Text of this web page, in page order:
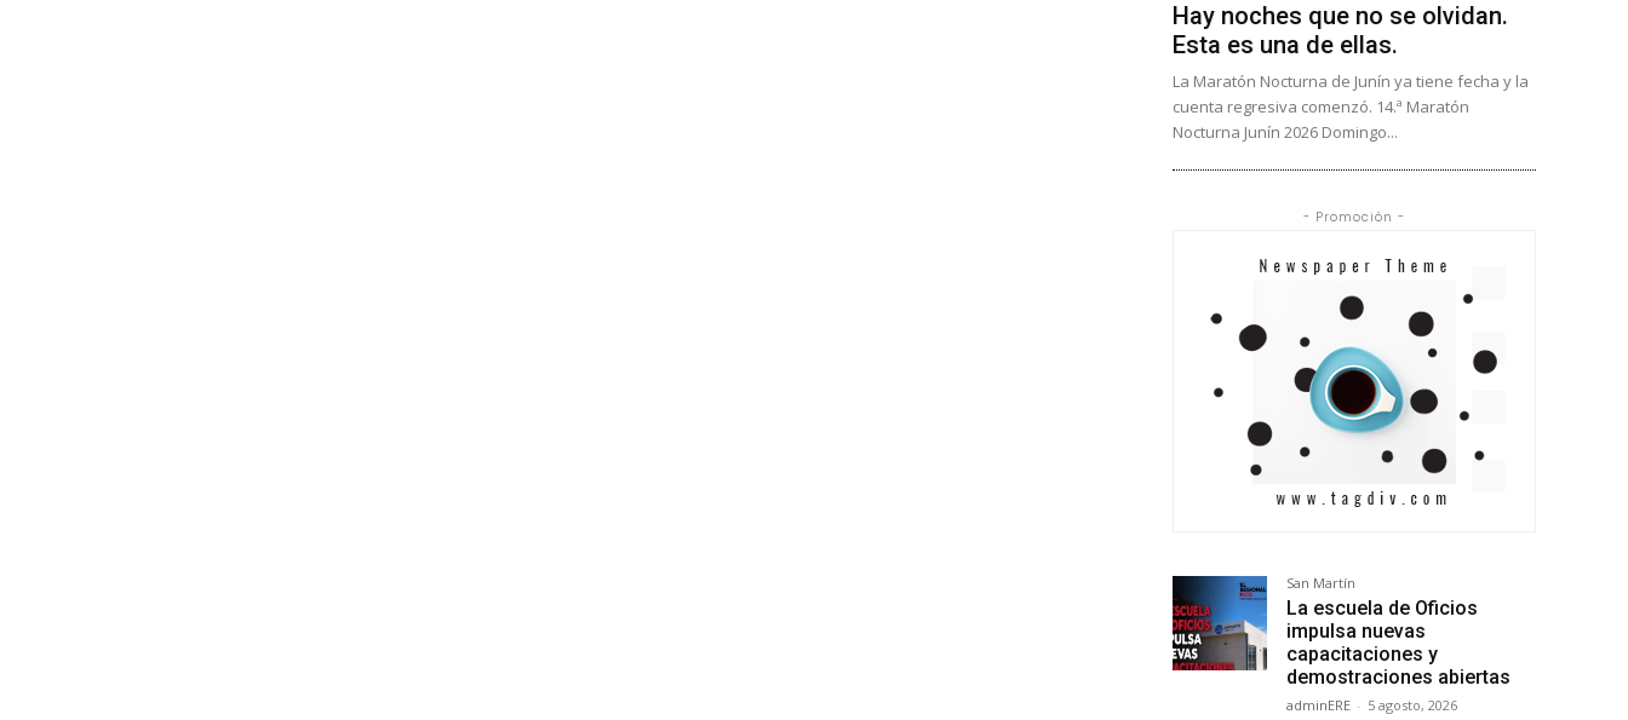
Hay noches que no se olvidan.
Esta es una de ellas.
La Maratón Nocturna de Junín ya tiene fecha y la
cuenta regresiva comenzó. 14.ª Maratón
Nocturna Junín 2026 Domingo...
- Promoción -
San Martín
La escuela de Oficios
impulsa nuevas
capacitaciones y
demostraciones abiertas
adminERE - 5 agosto, 2026